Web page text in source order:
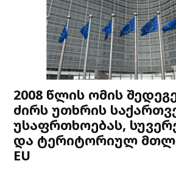
2008 წლის ომის
ძირს უთხრის
უსაფრთხოებას,
და ტერიტორიულ
EU